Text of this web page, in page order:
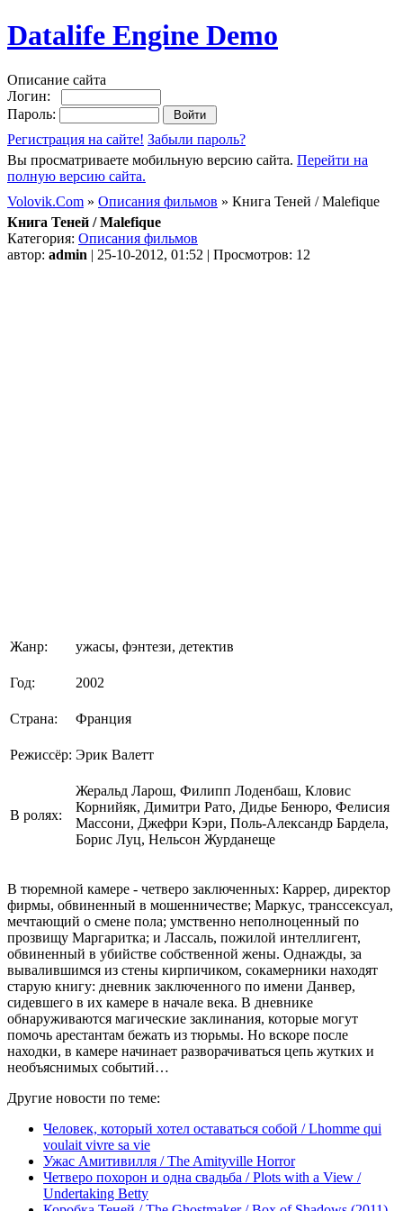
Datalife Engine Demo
Описание сайта
Логин:
Пароль:
Регистрация на сайте! Забыли пароль?
Вы просматриваете мобильную версию сайта. Перейти на
полную версию сайта.
Volovik.Com » Описания фильмов » Книга Теней / Malefique
Книга Теней / Malefique
Категория: Описания фильмов
автор: admin | 25-10-2012, 01:52 | Просмотров: 12
Жанр: ужасы, фэнтези, детектив
Год: 2002
Страна: Франция
Режиссёр: Эрик Валетт
В ролях:
Жеральд Ларош, Филипп Лоденбаш, Кловис
Корнийяк, Димитри Рато, Дидье Бенюро, Фелисия
Массони, Джефри Кэри, Поль-Александр Бардела,
Борис Луц, Нельсон Журданеще
В тюремной камере - четверо заключенных: Каррер, директор
фирмы, обвиненный в мошенничестве; Маркус, транссексуал,
мечтающий о смене пола; умственно неполноценный по
прозвищу Маргаритка; и Лассаль, пожилой интеллигент,
обвиненный в убийстве собственной жены. Однажды, за
вывалившимся из стены кирпичиком, сокамерники находят
старую книгу: дневник заключенного по имени Данвер,
сидевшего в их камере в начале века. В дневнике
обнаруживаются магические заклинания, которые могут
помочь арестантам бежать из тюрьмы. Но вскоре после
находки, в камере начинает разворачиваться цепь жутких и
необъяснимых событий…
Другие новости по теме:
Человек, который хотел оставаться собой / Lhomme qui
voulait vivre sa vie
Ужас Амитивилля / The Amityville Horror
Четверо похорон и одна свадьба / Plots with a View /
Undertaking Betty